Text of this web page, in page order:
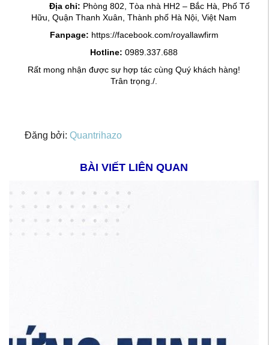
Địa chỉ: Phòng 802, Tòa nhà HH2 – Bắc Hà, Phố Tố
Hữu, Quận Thanh Xuân, Thành phố Hà Nội, Việt Nam
Fanpage: https://facebook.com/royallawfirm
Hotline: 0989.337.688
Rất mong nhận được sự hợp tác cùng Quý khách hàng!
Trân trọng./.
Đăng bởi: Quantrihazo
BÀI VIẾT LIÊN QUAN